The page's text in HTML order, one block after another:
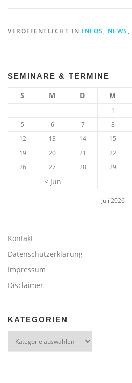
VERÖFFENTLICHT IN INFOS , NEWS ,
SEMINARE & TERMINE
Juli 2026
S M D M
1
5
6 7 8
12
13 14 15
19
20 21 22
26
27 28 29
< Jun
Kontakt
Datenschutzerklärung
Impressum
Disclaimer
KATEGORIEN